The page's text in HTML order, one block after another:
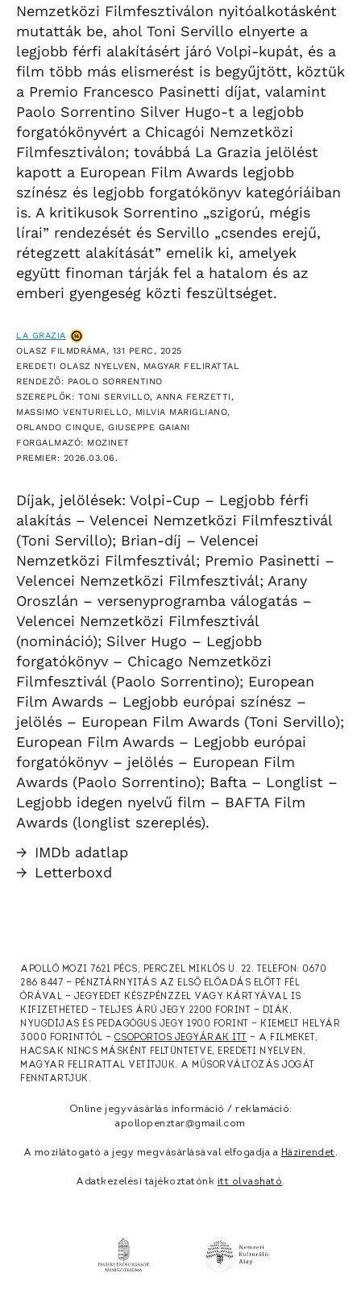
Nemzetközi Filmfesztiválon nyitóalkotásként
mutatták be, ahol Toni Servillo elnyerte a
legjobb férfi alakításért járó Volpi-kupát, és a
film több más elismerést is begyűjtött, köztük
a Premio Francesco Pasinetti díjat, valamint
Paolo Sorrentino Silver Hugo-t a legjobb
forgatókönyvért a Chicagói Nemzetközi
Filmfesztiválon; továbbá La Grazia jelölést
kapott a European Film Awards legjobb
színész és legjobb forgatókönyv kategóriáiban
is. A kritikusok Sorrentino „szigorú, mégis
lírai” rendezését és Servillo „csendes erejű,
rétegzett alakítását” emelik ki, amelyek
együtt finoman tárják fel a hatalom és az
emberi gyengeség közti feszültséget.
LA GRAZIA
OLASZ FILMDRÁMA, 131 PERC, 2025
EREDETI OLASZ NYELVEN, MAGYAR FELIRATTAL
RENDEZŐ: PAOLO SORRENTINO
SZEREPLŐK: TONI SERVILLO, ANNA FERZETTI,
MASSIMO VENTURIELLO, MILVIA MARIGLIANO,
ORLANDO CINQUE, GIUSEPPE GAIANI
FORGALMAZÓ: MOZINET
PREMIER: 2026.03.06.
Díjak, jelölések: Volpi-Cup – Legjobb férfi
alakítás – Velencei Nemzetközi Filmfesztivál
(Toni Servillo); Brian-díj – Velencei
Nemzetközi Filmfesztivál; Premio Pasinetti –
Velencei Nemzetközi Filmfesztivál; Arany
Oroszlán – versenyprogramba válogatás –
Velencei Nemzetközi Filmfesztivál
(nomináció); Silver Hugo – Legjobb
forgatókönyv – Chicago Nemzetközi
Filmfesztivál (Paolo Sorrentino); European
Film Awards – Legjobb európai színész –
jelölés – European Film Awards (Toni Servillo);
European Film Awards – Legjobb európai
forgatókönyv – jelölés – European Film
Awards (Paolo Sorrentino); Bafta – Longlist –
Legjobb idegen nyelvű film – BAFTA Film
Awards (longlist szereplés).
→ IMDb adatlap
→ Letterboxd
APOLLÓ MOZI 7621 PÉCS, PERCZEL MIKLÓS U. 22. TELEFON: 0670
286 8447 — PÉNZTÁRNYITÁS AZ ELSŐ ELŐADÁS ELŐTT FÉL
ÓRÁVAL — JEGYEDET KÉSZPÉNZZEL VAGY KÁRTYÁVAL IS
KIFIZETHETED — TELJES ÁRÚ JEGY 2200 FORINT — DIÁK,
NYUGDÍJAS ÉS PEDAGÓGUS JEGY 1900 FORINT — KIEMELT HELYÁR
3000 FORINTTÓL — CSOPORTOS JEGYÁRAK ITT
— A FILMEKET,
HACSAK NINCS MÁSKÉNT FELTÜNTETVE, EREDETI NYELVEN,
MAGYAR FELIRATTAL VETÍTJÜK. A MŰSORVÁLTOZÁS JOGÁT
FENNTARTJUK.
Online jegyvásárlás információ / reklamáció:
apollopenztar@gmail.com
A mozilátogató a jegy megvásárlásával elfogadja a Házirendet.
Adatkezelési tájékoztatónk itt olvasható.